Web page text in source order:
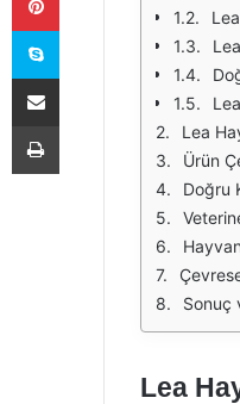
Lea
Ürün
Doğru
Sonuç
Lea
Skype
E-Posta ile paylaş